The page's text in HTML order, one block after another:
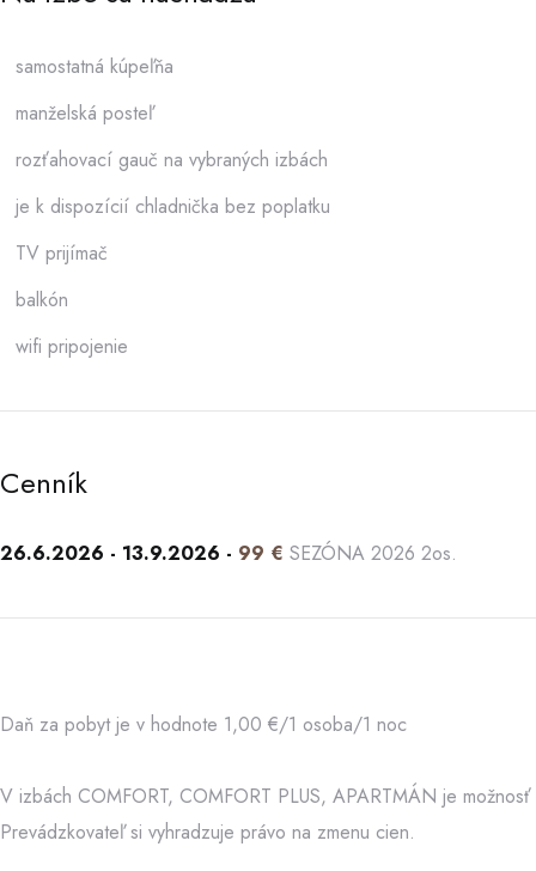
samostatná kúpeľňa
manželská posteľ
rozťahovací gauč na vybraných izbách
je k dispozícií chladnička bez poplatku
TV prijímač
balkón
wifi pripojenie
Cenník
26.6.2026 - 13.9.2026 - 99 € SEZÓNA 2026 2os.
Daň za pobyt je v hodnote 1,00 €/1 osoba/1 noc
V izbách COMFORT, COMFORT PLUS, APARTMÁN je
Prevádzkovateľ si vyhradzuje právo na zmenu cien.